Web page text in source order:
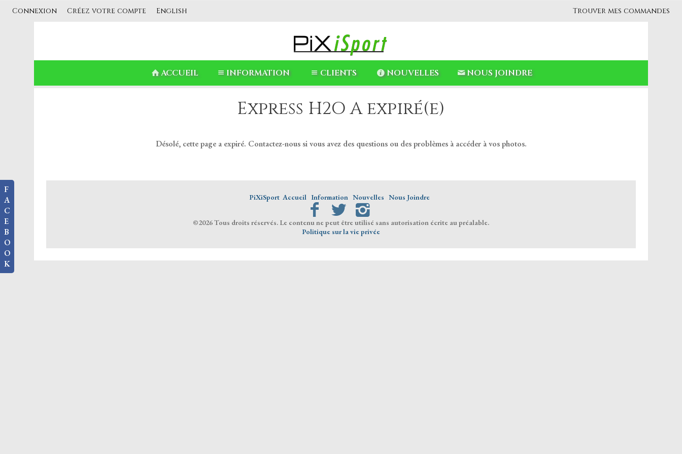
Connexion Créez votre compte English Trouver mes commandes
F
A
C
E
B
O
O
K
ACCUEIL INFORMATION CLIENTS NOUVELLES NOUS JOINDRE
Express H2O A expiré(e)
Désolé, cette page a expiré. Contactez-nous si vous avez des questions ou des problèmes à accéder à vos photos.
PiXiSport Accueil Information Nouvelles Nous Joindre
©2026 Tous droits réservés. Le contenu ne peut être utilisé sans autorisation écrite au préalable.
Politique sur la vie privée